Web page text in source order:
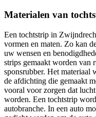
Materialen van
Een tochtstrip in
vormen en maten. Zo kan
uw wensen en
strips gemaakt worden van
sponsrubber. Het materiaal
de afdichting die gemaakt
vooral voor zorgen dat
worden. Een tochtstrip
autobranche. In een auto